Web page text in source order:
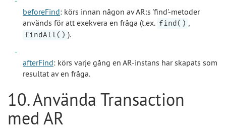
beforeFind: körs innan någon av AR:s 'find'-metoder
används för att exekvera en fråga (t.ex. find() ,
findAll() ).
afterFind: körs varje gång en AR-instans har skapats som
resultat av en fråga.
10. Använda Transaction
med AR